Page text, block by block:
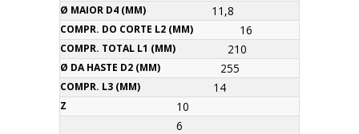
11,8
16
210
255
14
10
6